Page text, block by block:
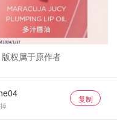
权属于原作者
复制